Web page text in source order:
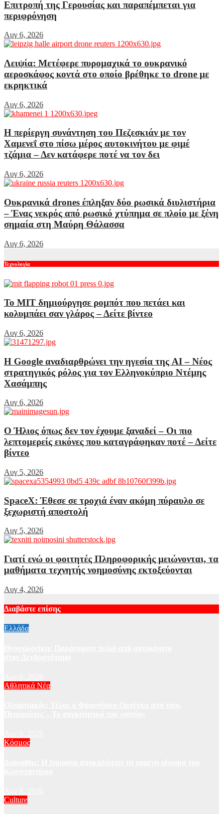
Επιτροπή της Γερουσίας και παραπέμπεται για
περιφρόνηση
Αυγ 6, 2026
Λειψία: Μετέφερε πυρομαχικά το ουκρανικό
αεροσκάφος κοντά στο οποίο βρέθηκε το drone με
εκρηκτικά
Αυγ 6, 2026
Η περίεργη συνάντηση του Πεζεσκιάν με τον
Χαμενεΐ στο πίσω μέρος αυτοκινήτου με φιμέ
τζάμια – Δεν κατάφερε ποτέ να τον δει
Αυγ 6, 2026
Ουκρανικά drones έπληξαν δύο ρωσικά διυλιστήρια
– Ένας νεκρός από ρωσικό χτύπημα σε πλοίο με ξένη
σημαία στη Μαύρη Θάλασσα
Αυγ 6, 2026
Τεχνολογία
Το MIT δημιούργησε ρομπότ που πετάει και
κολυμπάει σαν γλάρος – Δείτε βίντεο
Αυγ 6, 2026
Η Google αναδιαρθρώνει την ηγεσία της AI – Νέος
στρατηγικός ρόλος για τον Ελληνοκύπριο Ντέμης
Χασάμπης
Αυγ 6, 2026
Ο Ήλιος όπως δεν τον έχουμε ξαναδεί – Οι πιο
λεπτομερείς εικόνες που καταγράφηκαν ποτέ – Δείτε
βίντεο
Αυγ 5, 2026
SpaceX: Έθεσε σε τροχιά έναν ακόμη πύραυλο σε
ξεχωριστή αποστολή
Αυγ 5, 2026
Γιατί ενώ οι φοιτητές Πληροφορικής μειώνονται, τα
μαθήματα τεχνητής νοημοσύνης εκτοξεύονται
Αυγ 4, 2026
Διαβάστε επίσης
Ελλάδα
Αθλητικά Νέα
Κόσμος
Culture